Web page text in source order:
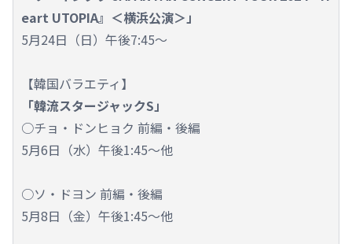
eart UTOPIA』＜横浜公演＞」
5月24日（日）午後7:45～
【韓国バラエティ】
「韓流スタージャックS」
○チョ・ドンヒョク 前編・後編
5月6日（水）午後1:45～他
○ソ・ドヨン 前編・後編
5月8日（金）午後1:45～他